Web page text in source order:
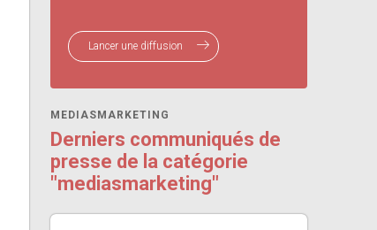
Lancer une diffusion
MEDIASMARKETING
Derniers communiqués de
presse de la catégorie
"mediasmarketing"